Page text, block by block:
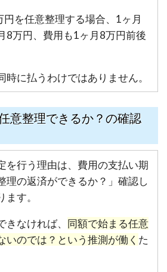
を任意整理する場合、 1ヶ月
8万円、費用も1ヶ月8万円前後
時に払うわけではありません。
意整理できるか？の確認
を行う理由は、費用の支払い期
理の返済ができるか？」確認し
す。
きなければ、 同額で始まる任意
いのでは？という推測が働く た